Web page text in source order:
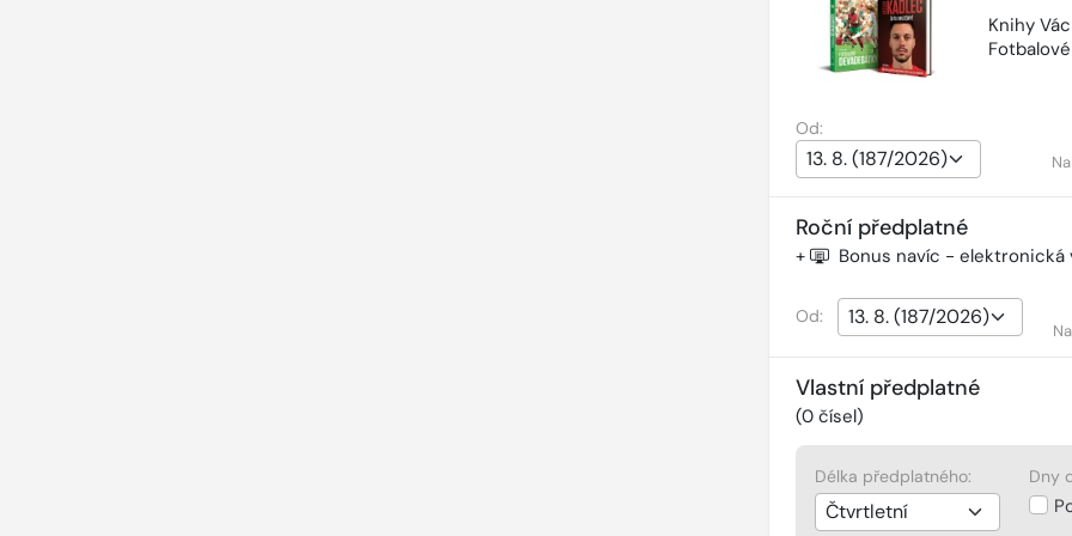
Knihy
Od:
Roční předplatné
+ Bonus navíc - elektronická
Od:
Vlastní předplatné
(0čísel)
Délka předplatného: Dny